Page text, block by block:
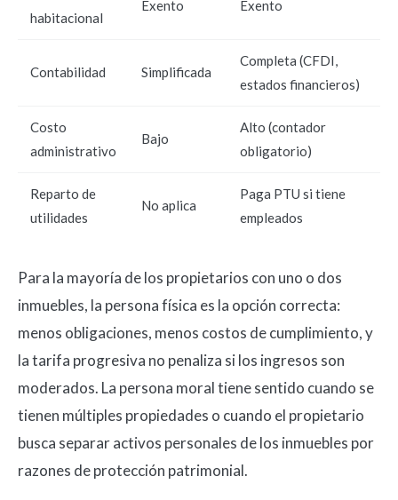
habitacional
Exento Exento
Contabilidad Simplificada
Completa (CFDI,
estados financieros)
Costo
administrativo
Bajo
Alto (contador
obligatorio)
Reparto de
utilidades
No aplica
Paga PTU si tiene
empleados
Para la mayoría de los propietarios con uno o dos
inmuebles, la persona física es la opción correcta:
menos obligaciones, menos costos de cumplimiento, y
la tarifa progresiva no penaliza si los ingresos son
moderados. La persona moral tiene sentido cuando se
tienen múltiples propiedades o cuando el propietario
busca separar activos personales de los inmuebles por
razones de protección patrimonial.